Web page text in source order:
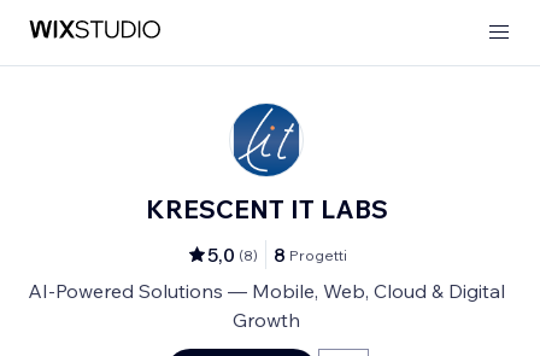
KRESCENT IT LABS
5,0 (8) 8 Progetti
AI-Powered Solutions — Mobile, Web, Cloud & Digital
Growth